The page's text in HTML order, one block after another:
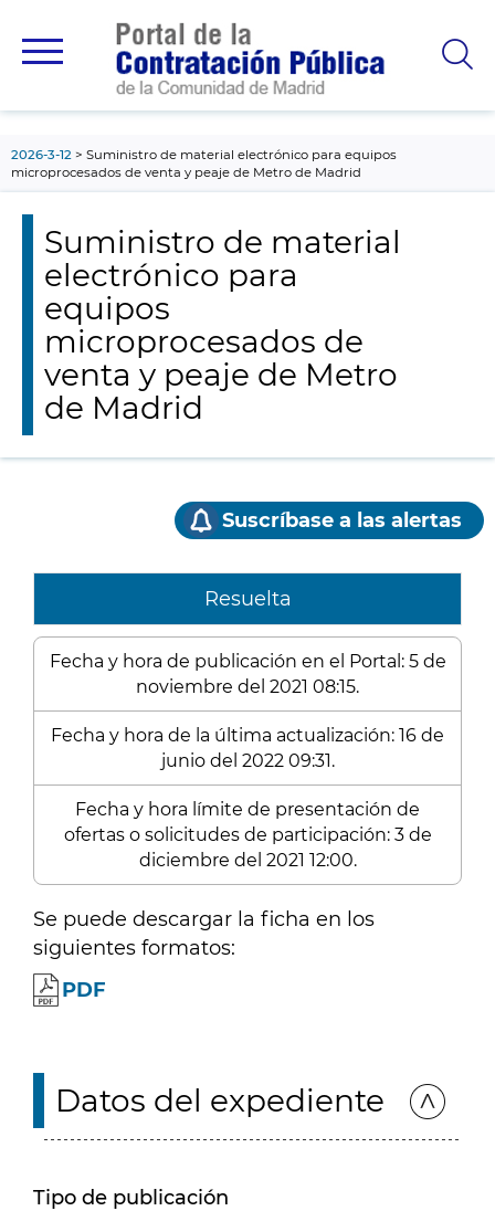
principal
2026-3-12
Suministro de material electrónico para equipos
microprocesados de venta y peaje de Metro de Madrid
Suministro de material
electrónico para
equipos
microprocesados de
venta y peaje de Metro
de Madrid
Suscríbase a las alertas
Resuelta
Fecha y hora de publicación en el Portal: 5 de
noviembre del 2021 08:15.
Fecha y hora de la última actualización: 16 de
junio del 2022 09:31.
Fecha y hora límite de presentación de
ofertas o solicitudes de participación: 3 de
diciembre del 2021 12:00.
Se puede descargar la ficha en los
siguientes formatos:
PDF
Datos del expediente
Tipo de publicación